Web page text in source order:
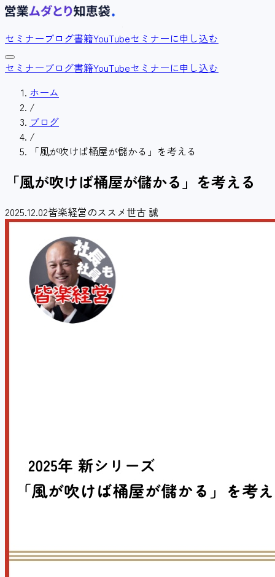
セミナーブログ書籍YouTubeセミナーに申し込む
セミナーブログ書籍YouTubeセミナーに申し込む
ホーム
/
ブログ
/
「風が吹けば桶屋が儲かる」を考える
「風が吹けば桶屋が儲かる」を考える
2025.12.02皆楽経営のススメ世古 誠